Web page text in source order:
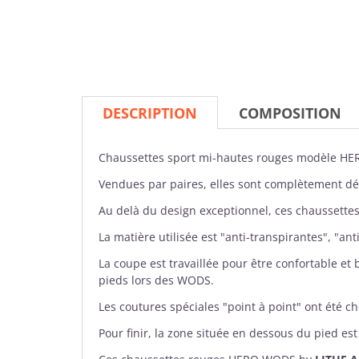
DESCRIPTION COMPOSITION
Chaussettes sport mi-hautes rouges modèle
Vendues par paires, elles sont complètement
Au delà du design exceptionnel, ces
La matière utilisée est "anti-transpirantes",
La coupe est travaillée pour être confortable
pieds lors des WODS.
Les coutures spéciales "point à point" ont été
Pour finir, la zone située en dessous du pied